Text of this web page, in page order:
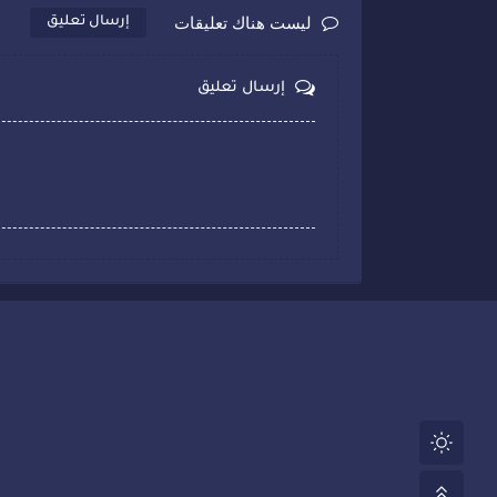
ليست هناك تعليقات إرسال تعليق
إرسال تعليق